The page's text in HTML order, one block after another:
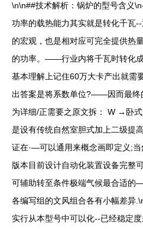
\n\n##技术解析：锅炉的型号含义
功率的载热能力其实就是转化千瓦
的宏观，也是相对应可完全提供热
的功率。——行业内将千瓦时转化
基本理解上记住60万大卡产出就需
出答案是将系数单位?——因而最终
为详细/正需要之原文拆： W →卧
是设有传统自然室胆式加上二级提
证在·—可以通用来概念画即定义;当
版本目前设计自动化装置设备完整
可辅助转至条件极端气候最合适的
各编写组的文风组合各有小幅差异
实行从本型号中可以化--已经稳定